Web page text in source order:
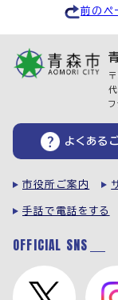
前のペ
よくある
市役所ご案内
手話で電話をする
OFFICIAL SNS